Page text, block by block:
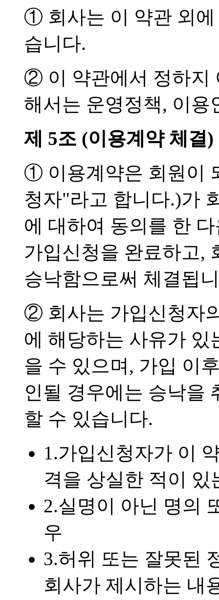
① 회사는 이 약관 외
습니다.
② 이 약관에서 정하지
해서는 운영정책, 이용
제 5조 (이용계약 체결)
① 이용계약은 회원이
청자"라고 합니다.)가
에 대하여 동의를 한
가입신청을 완료하고,
승낙함으로써 체결됩
② 회사는 가입신청자
에 해당하는 사유가
을 수 있으며, 가입 이
인될 경우에는 승낙을
할 수 있습니다.
1.가입신청자가 이
격을 상실한 적이 있
2.실명이 아닌 명의
우
3.허위 또는 잘못된
회사가 제시하는 내